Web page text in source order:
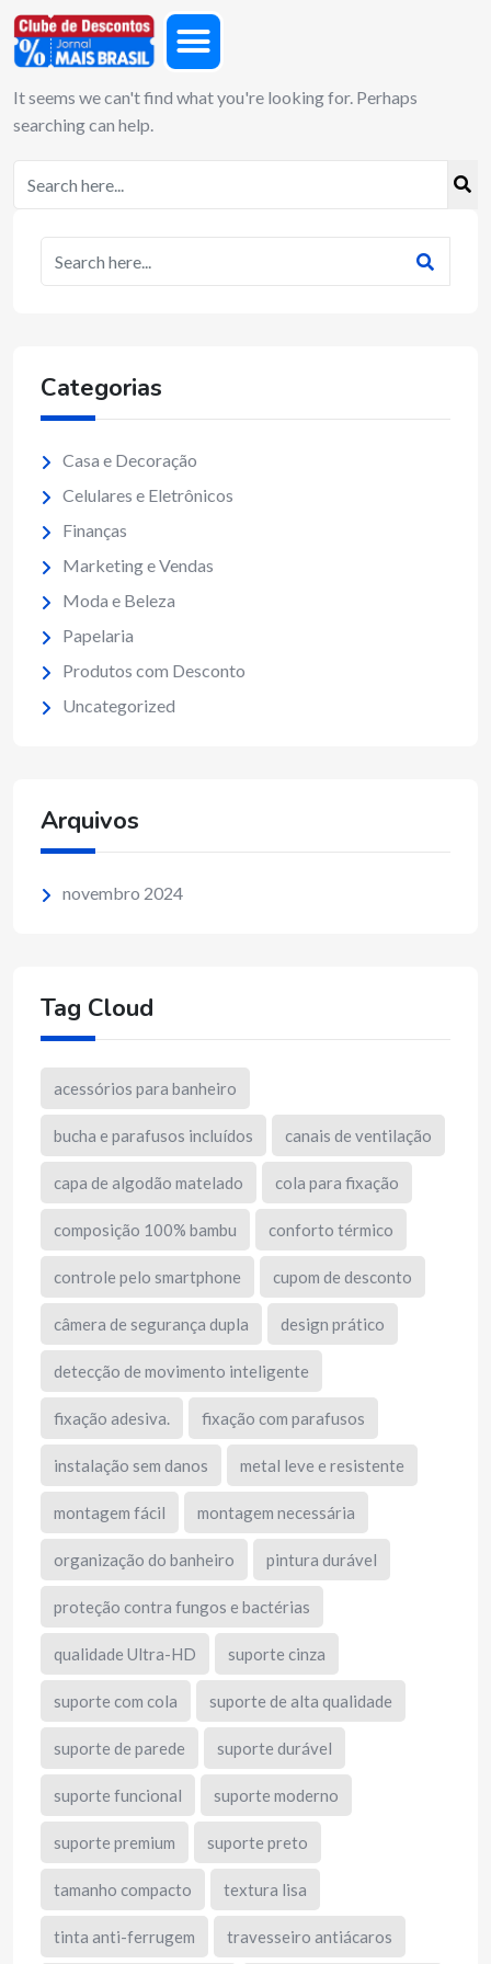
It seems we can't find what you're looking for. Perhaps
searching can help.
Categorias
Casa e Decoração
Celulares e Eletrônicos
Finanças
Marketing e Vendas
Moda e Beleza
Papelaria
Produtos com Desconto
Uncategorized
Arquivos
novembro 2024
Tag Cloud
acessórios para banheiro
bucha e parafusos incluídos canais de ventilação
capa de algodão matelado cola para fixação
composição 100% bambu conforto térmico
controle pelo smartphone cupom de desconto
câmera de segurança dupla design prático
detecção de movimento inteligente
fixação adesiva. fixação com parafusos
instalação sem danos metal leve e resistente
montagem fácil montagem necessária
organização do banheiro pintura durável
proteção contra fungos e bactérias
qualidade Ultra-HD suporte cinza
suporte com cola suporte de alta qualidade
suporte de parede suporte durável
suporte funcional suporte moderno
suporte premium suporte preto
tamanho compacto textura lisa
tinta anti-ferrugem travesseiro antiácaros